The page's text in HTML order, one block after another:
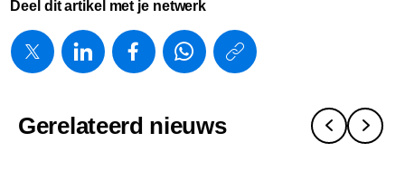
Deel dit artikel met je netwerk
https://
Gerelateerd nieuws